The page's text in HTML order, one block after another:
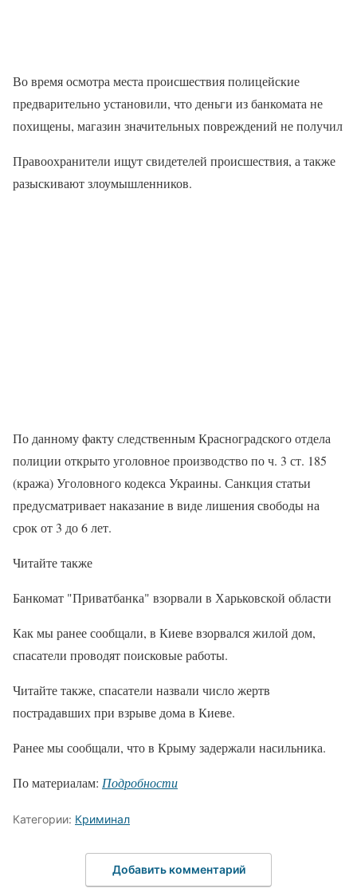
Во время осмотра места происшествия полицейские
предварительно установили, что деньги из банкомата не
похищены, магазин значительных повреждений не получил
Правоохранители ищут свидетелей происшествия, а также
разыскивают злоумышленников.
По данному факту следственным Красноградского отдела
полиции открыто уголовное производство по ч. 3 ст. 185
(кража) Уголовного кодекса Украины. Санкция статьи
предусматривает наказание в виде лишения свободы на
срок от 3 до 6 лет.
Читайте также
Банкомат "Приватбанка" взорвали в Харьковской области
Как мы ранее сообщали, в Киеве взорвался жилой дом,
спасатели проводят поисковые работы.
Читайте также, спасатели назвали число жертв
пострадавших при взрыве дома в Киеве.
Ранее мы сообщали, что в Крыму задержали насильника.
По материалам: Подробности
Категории: Криминал
Добавить комментарий